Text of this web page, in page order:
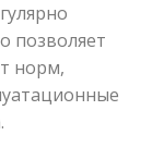
позволяет
норм,